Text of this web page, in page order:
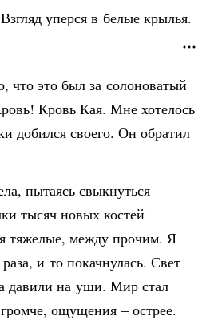
уперся в белые крылья.
что это был за солоноватый
Кровь Кая. Мне хотелось
добился своего. Он обратил
пытаясь свыкнуться
тысяч новых костей
тяжелые, между прочим. Я
и то покачнулась. Свет
давили на уши. Мир стал
ощущения – острее.